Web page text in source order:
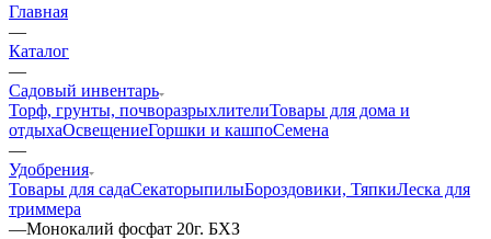
Главная
—
Каталог
—
Садовый инвентарь
Торф, грунты, почворазрыхлителиТовары для дома и
отдыхаОсвещениеГоршки и кашпоСемена
—
Удобрения
Товары для садаСекаторыпилыБороздовики, ТяпкиЛеска для
триммера
—Монокалий фосфат 20г. БХЗ